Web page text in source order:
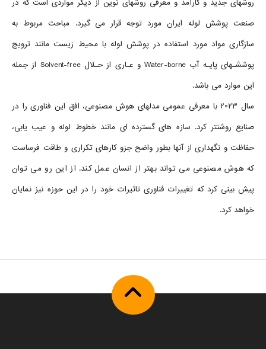
روشهای جدید و کارآمد و معرفی روشهای نوین از دیگر مواردی است که در
صنعت پوشش لوله ایران مورد توجه قرار می گیرد. مباحث مربوط به
سازگاری مواد مورد استفاده در پوشش لوله با محیط زیست مانند ترویج
پوششـهای پایـه آب Water-borne و عـاری از حـلال Solvent-free از جمله
این موارد می باشد.
سال ۲۰۲۳ با معرفی عمومی مدلهای هوش مصنوعی، افق این فناوری را در
صنایع روشنتر کرد. سازه های گسترده ای مانند خطوط لوله و عیب یابی،
حفاظت و نگهداری از آنها بطور واضح جزو کارهای تکراری و طاقت فرساست
که هوش مصنوعی می تواند بهتر از انسان عمل کند. از این رو می توان
پیش بینی کرد که تغییرات فناوری تاثیرات خود را در این حوزه نیز نمایان
خواهد کرد.